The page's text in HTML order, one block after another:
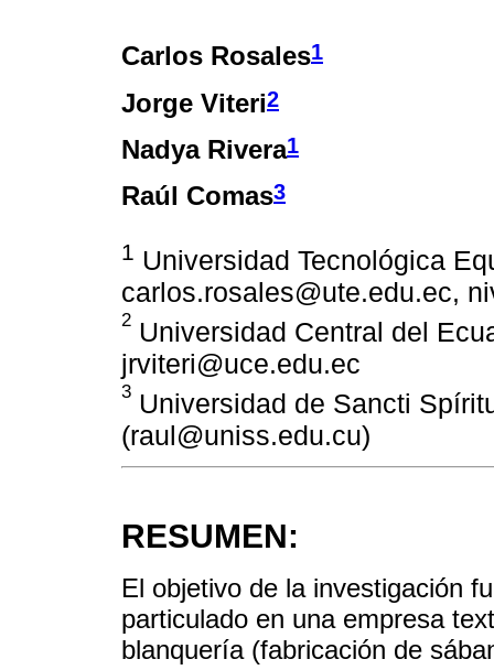
Carlos Rosales1
Jorge Viteri2
Nadya Rivera1
Raúl Comas3
1 Universidad Tecnológica
carlos.rosales@ute.edu.ec,
2 Universidad Central del
jrviteri@uce.edu.ec
3 Universidad de Sancti
(raul@uniss.edu.cu)
RESUMEN:
El objetivo de la investigación
particulado en una empresa
blanquería (fabricación de